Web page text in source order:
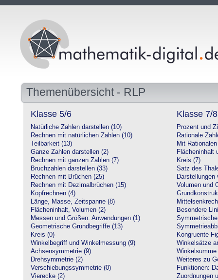
Themenübersicht - RLP
Klasse 5/6
Natürliche Zahlen darstellen (10)
Rechnen mit natürlichen Zahlen (10)
Teilbarkeit (13)
Ganze Zahlen darstellen (2)
Rechnen mit ganzen Zahlen (7)
Bruchzahlen darstellen (33)
Rechnen mit Brüchen (25)
Rechnen mit Dezimalbrüchen (15)
Kopfrechnen (4)
Länge, Masse, Zeitspanne (8)
Flächeninhalt, Volumen (2)
Messen und Größen: Anwendungen (1)
Geometrische Grundbegriffe (13)
Kreis (0)
Winkelbegriff und Winkelmessung (9)
Achsensymmetrie (9)
Drehsymmetrie (2)
Verschiebungssymmetrie (0)
Vierecke (2)
Klasse 7/8
Prozent und
Rationale
Mit
Flächeninhalt
Kreis (7)
Satz des
Darstellungen
Volumen und
Besondere
Kongruente
Winkelsätze
Weiteres zu
Funktionen:
Zuordnungen